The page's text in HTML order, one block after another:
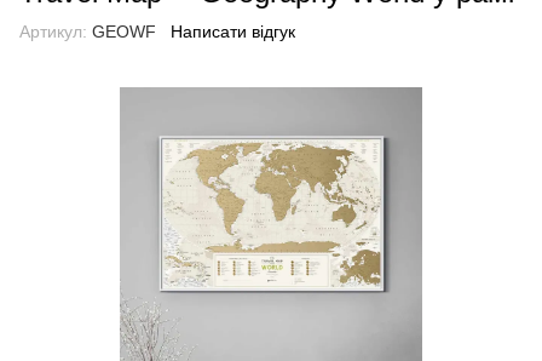
Артикул: GEOWF Написати відгук